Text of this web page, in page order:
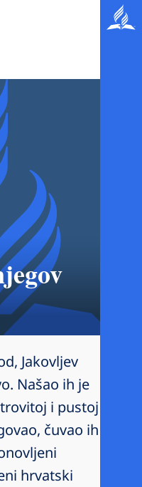
Jakovljev
Našao ih je
i pustoj
čuvao ih
hrvatski